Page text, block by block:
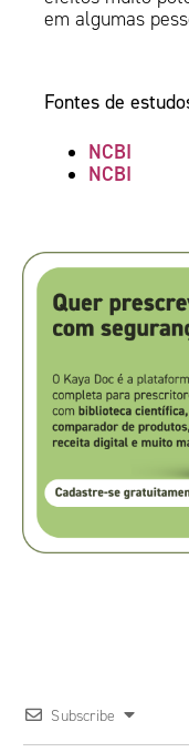
em algumas
Fontes de
NCBI
NCBI
Subscribe